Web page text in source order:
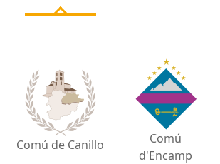
Comú de Canillo
Comú
d'Encamp